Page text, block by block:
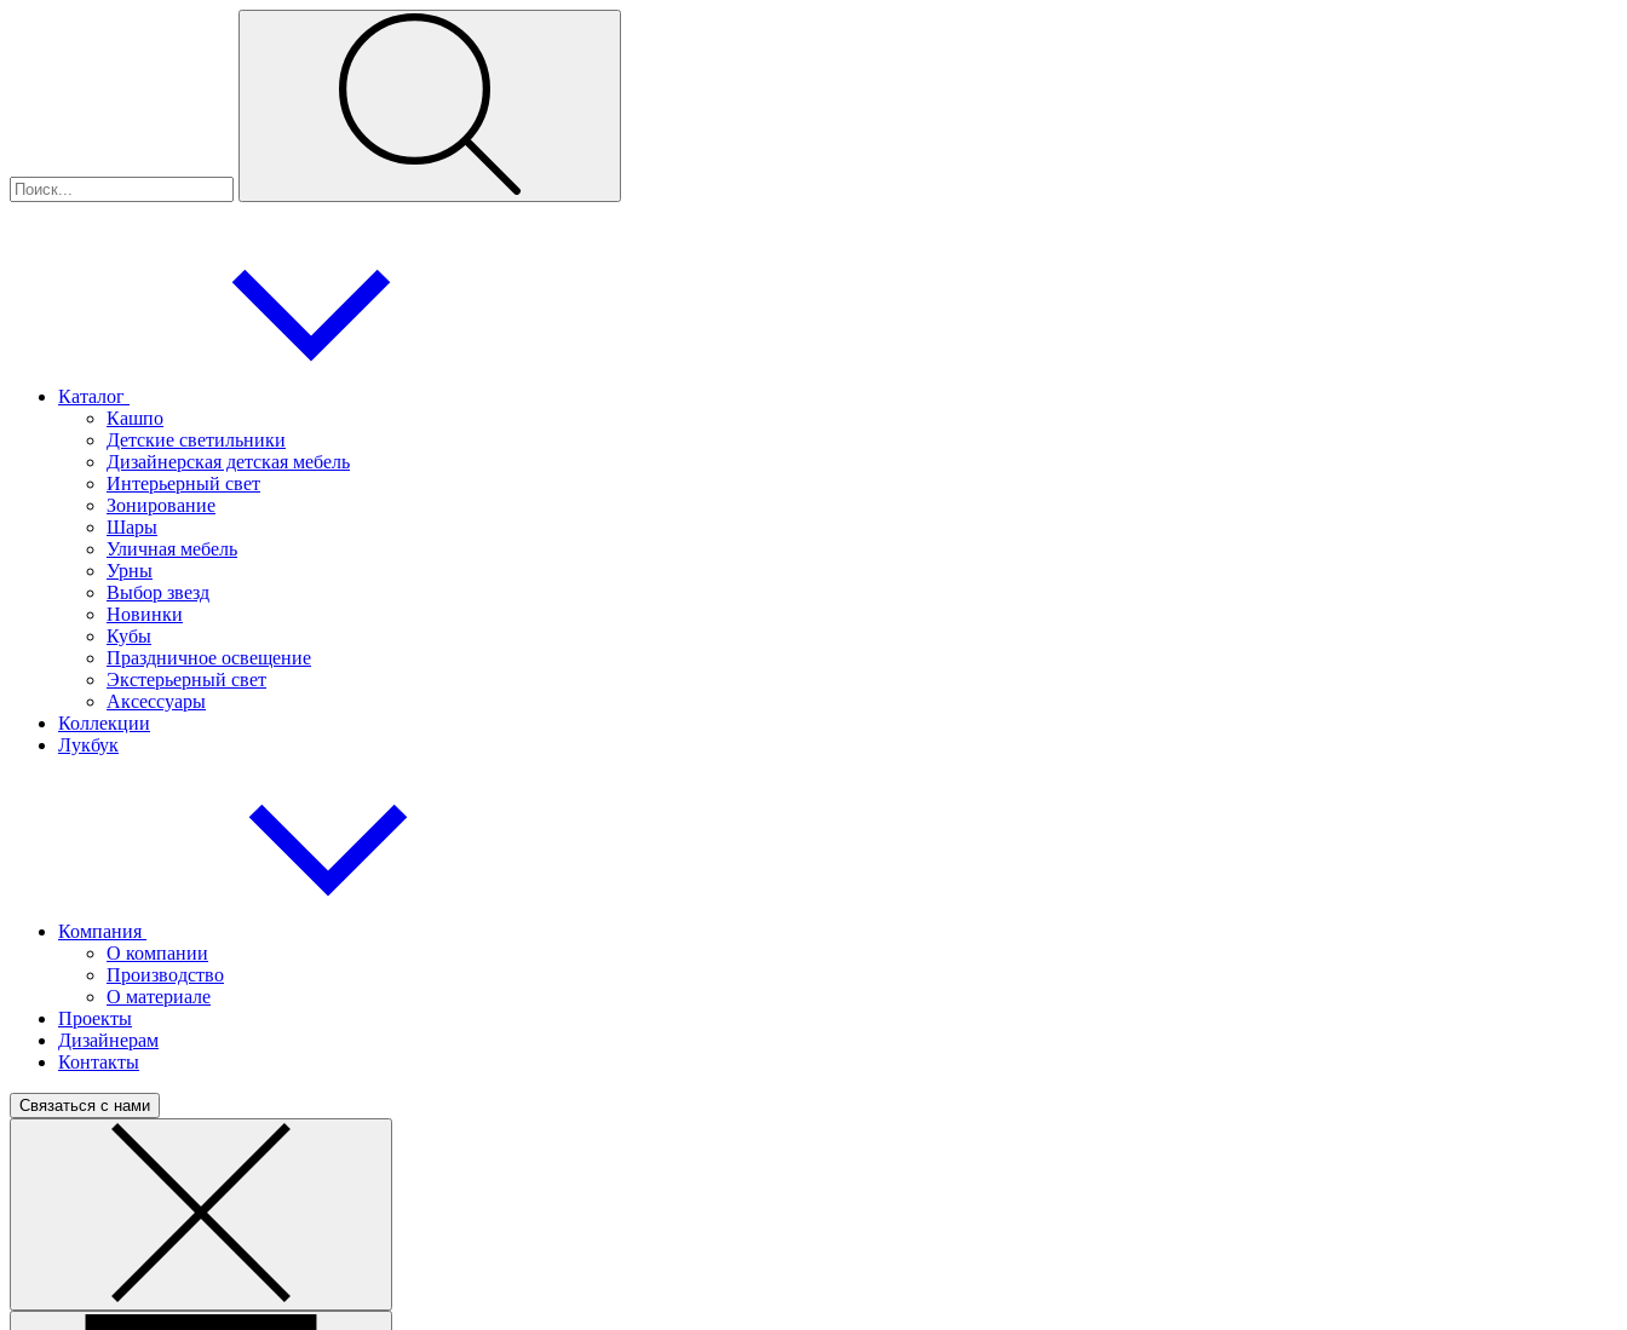
Каталог
Кашпо
Детские светильники
Дизайнерская детская мебель
Интерьерный свет
Зонирование
Шары
Уличная мебель
Урны
Выбор звезд
Новинки
Кубы
Праздничное освещение
Экстерьерный свет
Аксессуары
Коллекции
Лукбук
Компания
О компании
Производство
О материале
Проекты
Дизайнерам
Контакты
Связаться с нами